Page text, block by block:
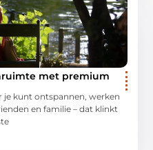
met premium
je kunt ontspannen, werken
en familie – dat klinkt